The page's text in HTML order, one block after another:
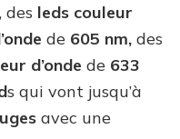
, des leds couleur
de 605 nm, des
d’onde de 633
s qui vont jusqu’à
avec une